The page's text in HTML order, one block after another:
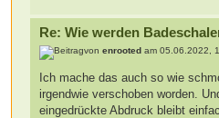
Re: Wie werden
vonenrooted am 05.06.2022,
Ich mache das auch so wie
irgendwie verschoben worden.
eingedrückte Abdruck bleibt